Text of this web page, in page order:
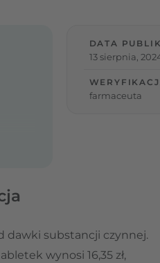
DATA
13 sierpnia,
farmaceuta
dawki substancji czynnej.
wynosi 16,35 zł,